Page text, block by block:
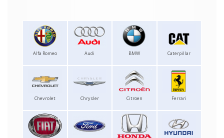
Alfa Romeo Audi BMW Caterpillar
Chevrolet Chrysler Citroen Ferrari